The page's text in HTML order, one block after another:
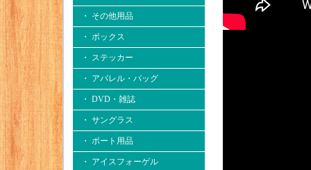
・ その他用品
・ ボックス
・ ステッカー
・ アパレル・バッグ
・ DVD・雑誌
・ サングラス
・ ボート用品
・ アイスフォーゲル